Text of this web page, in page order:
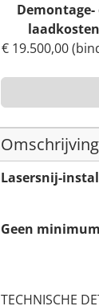
Demontage-
€ 19.500,00
Omschrijving
Lasersnij-
Geen
TECHNISCHE